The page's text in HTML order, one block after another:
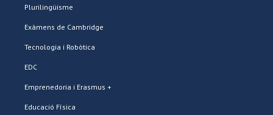
Plurilingüisme
Exàmens de Cambridge
Tecnologia i Robòtica
EDC
Emprenedoria i Erasmus +
Educació Física